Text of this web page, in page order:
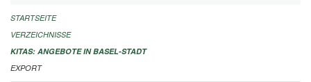
ALLGEMEINE INFORMATIONEN
IMPRESSUM
STARTSEITE
VERZEICHNISSE
KITAS: ANGEBOTE IN BASEL-STADT
EXPORT